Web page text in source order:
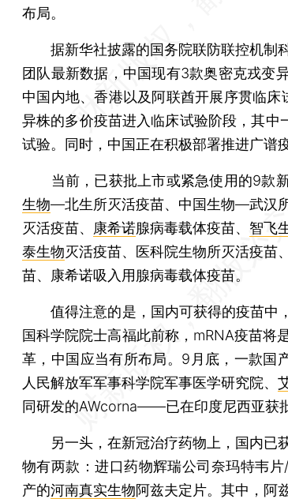
布局。
据新华社披露的国务院联防联控机制
团队最新数据，中国现有3款奥密克戎变
中国内地、香港以及阿联酋开展序贯临
异株的多价疫苗进入临床试验阶段，其中
试验。同时，中国正在积极部署推进广谱
当前，已获批上市或紧急使用的9款新
生物—北生所灭活疫苗、中国生物—武汉所
灭活疫苗、 康希诺腺病毒载体疫苗、 智飞
泰生物灭活疫苗、医科院生物所灭活疫苗、
苗、康希诺吸入用腺病毒载体疫苗。
值得注意的是，国内可获得的疫苗中
国科学院院士高福此前称，mRNA疫苗将
革，中国应当有所布局。9月底，一款
人民解放军军事科学院军事医学研究院、
同研发的AWcorna——已在印度尼西亚获
另一头，在新冠治疗药物上，国内已
物有两款：进口药物辉瑞公司奈玛特韦
产的河南真实生物阿兹夫定片。其中，阿